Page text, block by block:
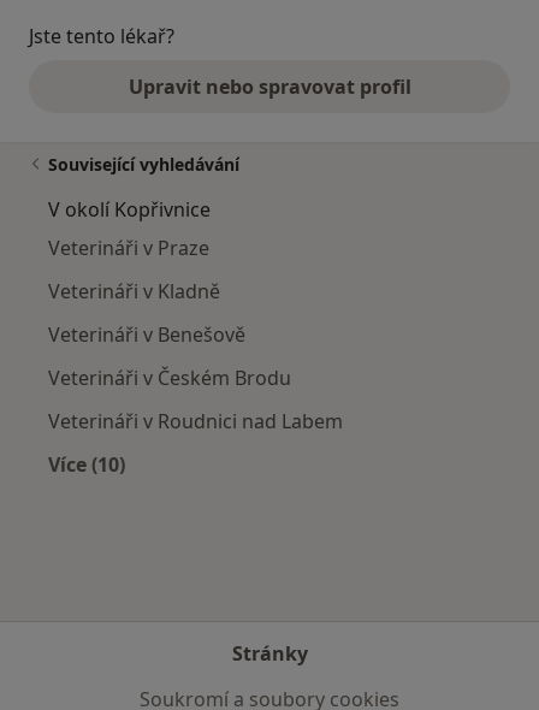
Jste tento lékař?
Upravit nebo spravovat profil
Související vyhledávání
V okolí Kopřivnice
Veterináři v Praze
Veterináři v Kladně
Veterináři v Benešově
Veterináři v Českém Brodu
Veterináři v Roudnici nad Labem
Více (10)
Stránky
Soukromí a soubory cookies